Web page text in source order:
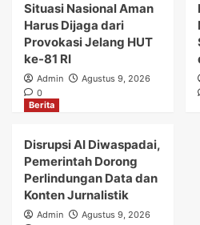
Situasi Nasional Aman
Harus Dijaga dari
Provokasi Jelang HUT
ke-81 RI
Admin
Agustus 9, 2026
0
Berita
Disrupsi AI Diwaspadai,
Pemerintah Dorong
Perlindungan Data dan
Konten Jurnalistik
Admin
Agustus 9, 2026